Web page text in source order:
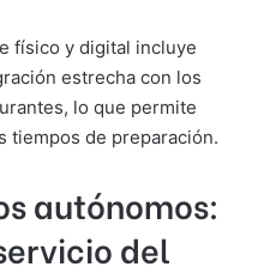
físico y digital incluye
estrecha con los
lo que permite
tiempos de preparación.
autónomos:
del